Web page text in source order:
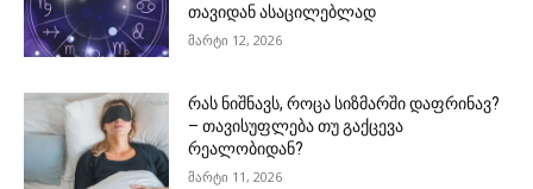
თავიდან ასაცილებლად
მარტი 12, 2026
რას ნიშნავს, როცა სიზმარში დაფრინავ?
– თავისუფლება თუ გაქცევა
რეალობიდან?
მარტი 11, 2026